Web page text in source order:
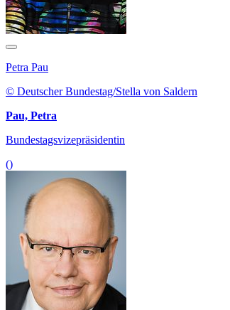
Petra Pau
© Deutscher Bundestag/Stella von Saldern
Pau, Petra
Bundestagsvizepräsidentin
()